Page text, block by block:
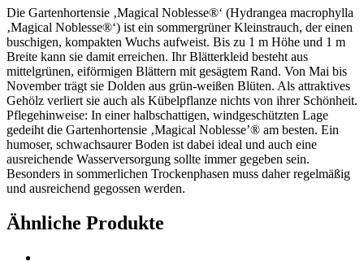
Die Gartenhortensie ‚Magical Noblesse®‘ (Hydrangea macrophylla
‚Magical Noblesse®‘) ist ein sommergrüner Kleinstrauch, der einen
buschigen, kompakten Wuchs aufweist. Bis zu 1 m Höhe und 1 m
Breite kann sie damit erreichen. Ihr Blätterkleid besteht aus
mittelgrünen, eiförmigen Blättern mit gesägtem Rand. Von Mai bis
November trägt sie Dolden aus grün-weißen Blüten. Als attraktives
Gehölz verliert sie auch als Kübelpflanze nichts von ihrer Schönheit.
Pflegehinweise: In einer halbschattigen, windgeschützten Lage
gedeiht die Gartenhortensie ‚Magical Noblesse’® am besten. Ein
humoser, schwachsaurer Boden ist dabei ideal und auch eine
ausreichende Wasserversorgung sollte immer gegeben sein.
Besonders in sommerlichen Trockenphasen muss daher regelmäßig
und ausreichend gegossen werden.
Ähnliche Produkte